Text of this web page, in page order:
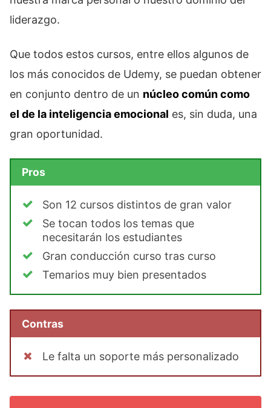
liderazgo.
Que todos estos cursos, entre ellos algunos de
los más conocidos de Udemy, se puedan obtener
en conjunto dentro de un núcleo común como
el de la inteligencia emocional es, sin duda, una
gran oportunidad.
Pros
Son 12 cursos distintos de gran valor
Se tocan todos los temas que
necesitarán los estudiantes
Gran conducción curso tras curso
Temarios muy bien presentados
Contras
Le falta un soporte más personalizado